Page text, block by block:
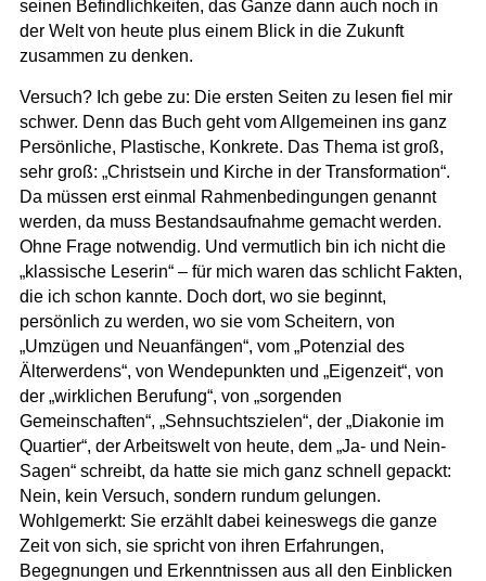
seinen Befindlichkeiten, das Ganze dann auch noch in
der Welt von heute plus einem Blick in die Zukunft
zusammen zu denken.
Versuch? Ich gebe zu: Die ersten Seiten zu lesen fiel mir
schwer. Denn das Buch geht vom Allgemeinen ins ganz
Persönliche, Plastische, Konkrete. Das Thema ist groß,
sehr groß: „Christsein und Kirche in der Transformation“.
Da müssen erst einmal Rahmenbedingungen genannt
werden, da muss Bestandsaufnahme gemacht werden.
Ohne Frage notwendig. Und vermutlich bin ich nicht die
„klassische Leserin“ – für mich waren das schlicht Fakten,
die ich schon kannte. Doch dort, wo sie beginnt,
persönlich zu werden, wo sie vom Scheitern, von
„Umzügen und Neuanfängen“, vom „Potenzial des
Älterwerdens“, von Wendepunkten und „Eigenzeit“, von
der „wirklichen Berufung“, von „sorgenden
Gemeinschaften“, „Sehnsuchtszielen“, der „Diakonie im
Quartier“, der Arbeitswelt von heute, dem „Ja- und Nein-
Sagen“ schreibt, da hatte sie mich ganz schnell gepackt:
Nein, kein Versuch, sondern rundum gelungen.
Wohlgemerkt: Sie erzählt dabei keineswegs die ganze
Zeit von sich, sie spricht von ihren Erfahrungen,
Begegnungen und Erkenntnissen aus all den Einblicken